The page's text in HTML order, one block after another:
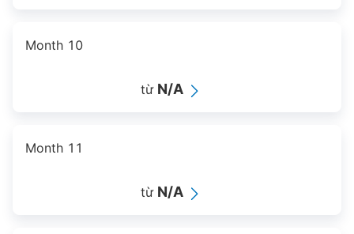
Month 10
từ N/A
Month 11
từ N/A